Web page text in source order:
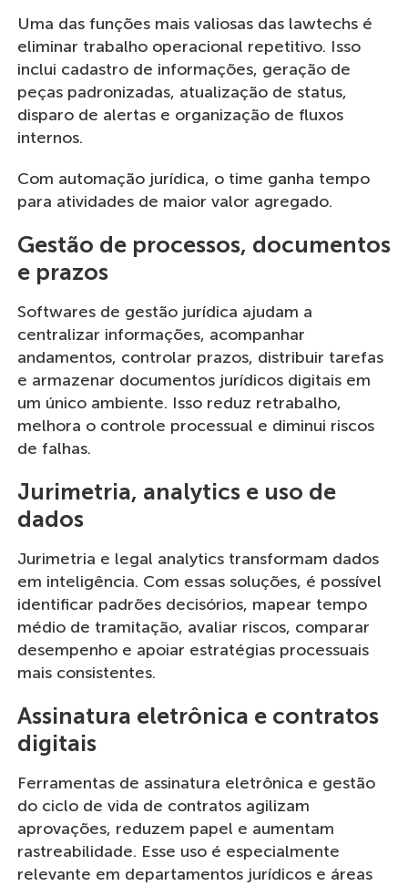
Uma das funções mais valiosas das lawtechs é
eliminar trabalho operacional repetitivo. Isso
inclui cadastro de informações, geração de
peças padronizadas, atualização de status,
disparo de alertas e organização de fluxos
internos.
Com automação jurídica, o time ganha tempo
para atividades de maior valor agregado.
Gestão de processos, documentos
e prazos
Softwares de gestão jurídica ajudam a
centralizar informações, acompanhar
andamentos, controlar prazos, distribuir tarefas
e armazenar documentos jurídicos digitais em
um único ambiente. Isso reduz retrabalho,
melhora o controle processual e diminui riscos
de falhas.
Jurimetria, analytics e uso de
dados
Jurimetria e legal analytics transformam dados
em inteligência. Com essas soluções, é possível
identificar padrões decisórios, mapear tempo
médio de tramitação, avaliar riscos, comparar
desempenho e apoiar estratégias processuais
mais consistentes.
Assinatura eletrônica e contratos
digitais
Ferramentas de assinatura eletrônica e gestão
do ciclo de vida de contratos agilizam
aprovações, reduzem papel e aumentam
rastreabilidade. Esse uso é especialmente
relevante em departamentos jurídicos e áreas